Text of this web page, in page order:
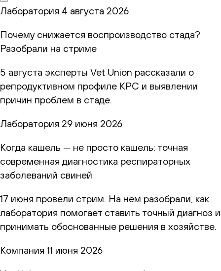
Лаборатория 4 августа 2026
Почему снижается воспроизводство стада?
Разобрали на стриме
5 августа эксперты Vet Union рассказали о
репродуктивном профиле КРС и выявлении
причин проблем в стаде.
Лаборатория 29 июня 2026
Когда кашель — не просто кашель: точная
современная диагностика респираторных
заболеваний свиней
17 июня провели стрим. На нем разобрали, как
лаборатория помогает ставить точный диагноз и
принимать обоснованные решения в хозяйстве.
Компания 11 июня 2026